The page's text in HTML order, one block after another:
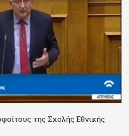
της Σχολής Εθνικής